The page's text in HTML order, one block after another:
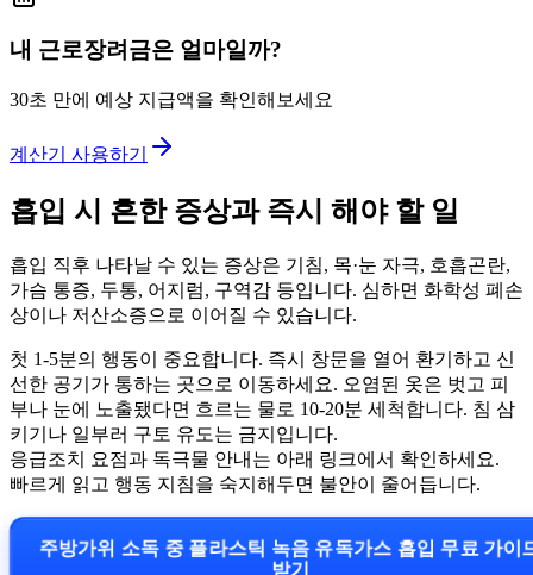
내 근로장려금은 얼마일까?
30초 만에 예상 지급액을 확인해보세요
계산기 사용하기
흡입 시 흔한 증상과 즉시 해야 할 일
흡입 직후 나타날 수 있는 증상은 기침, 목·눈 자극, 호흡곤란,
가슴 통증, 두통, 어지럼, 구역감 등입니다. 심하면 화학성 폐손
상이나 저산소증으로 이어질 수 있습니다.
첫 1-5분의 행동이 중요합니다. 즉시 창문을 열어 환기하고 신
선한 공기가 통하는 곳으로 이동하세요. 오염된 옷은 벗고 피
부나 눈에 노출됐다면 흐르는 물로 10-20분 세척합니다. 침 삼
키기나 일부러 구토 유도는 금지입니다.
응급조치 요점과 독극물 안내는 아래 링크에서 확인하세요.
빠르게 읽고 행동 지침을 숙지해두면 불안이 줄어듭니다.
주방가위 소독 중 플라스틱 녹음 유독가스 흡입 무료 가이
받기